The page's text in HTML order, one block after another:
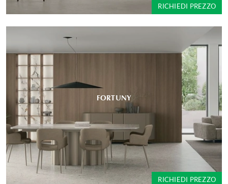
RICHIEDI PREZZO
FORTUNY
RICHIEDI PREZZO